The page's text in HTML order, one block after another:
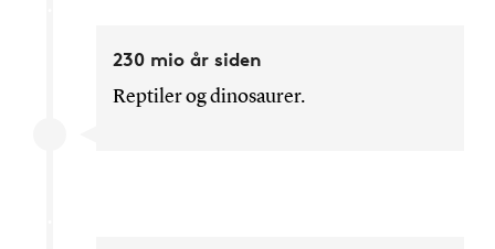
230 mio år siden
Reptiler og dinosaurer.